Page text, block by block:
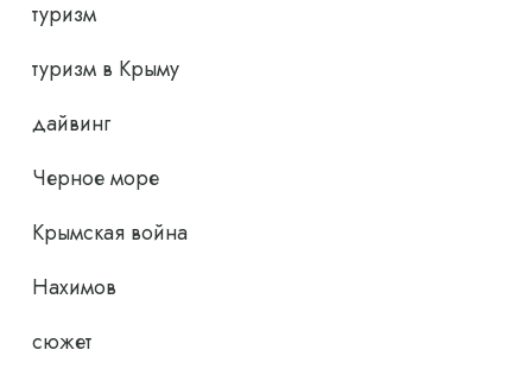
туризм
туризм в Крыму
дайвинг
Черное море
Крымская война
Нахимов
сюжет